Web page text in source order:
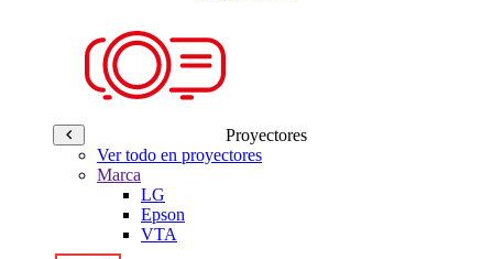
Proyectores
Ver todo en proyectores
Marca
LG
Epson
VTA